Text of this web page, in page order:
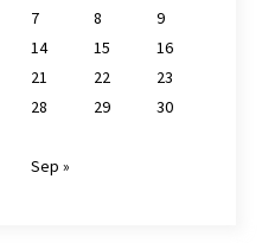
7 8
9
14 15
16
21 22
23
28 29
30
Sep »